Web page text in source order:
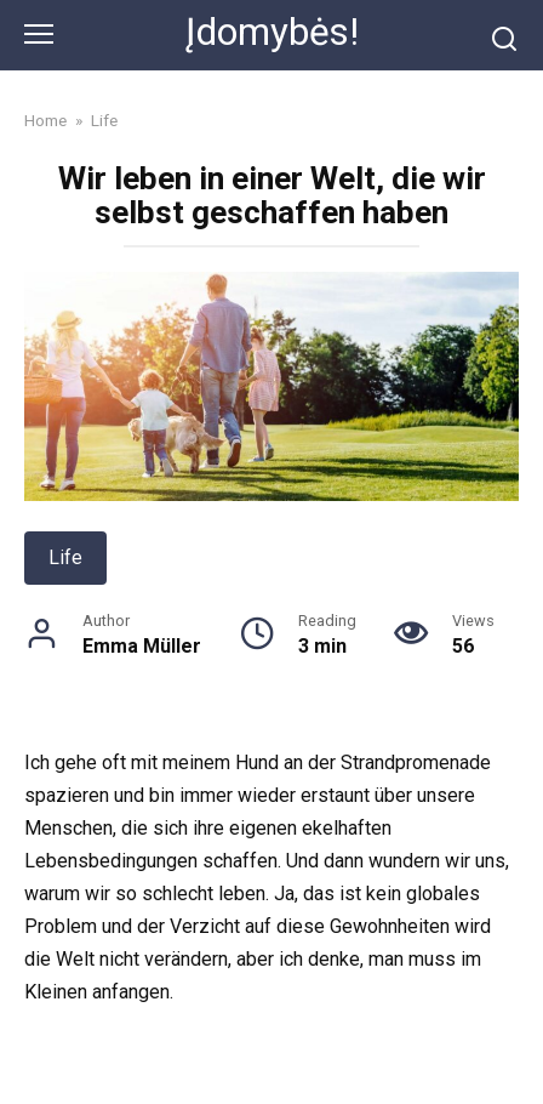
content
Įdomybės!
Home » Life
Wir leben in einer Welt, die wir
selbst geschaffen haben
Life
Author
Emma Müller
Reading
3 min
Views
56
Ich gehe oft mit meinem Hund an der Strandpromenade
spazieren und bin immer wieder erstaunt über unsere
Menschen, die sich ihre eigenen ekelhaften
Lebensbedingungen schaffen. Und dann wundern wir uns,
warum wir so schlecht leben. Ja, das ist kein globales
Problem und der Verzicht auf diese Gewohnheiten wird
die Welt nicht verändern, aber ich denke, man muss im
Kleinen anfangen.